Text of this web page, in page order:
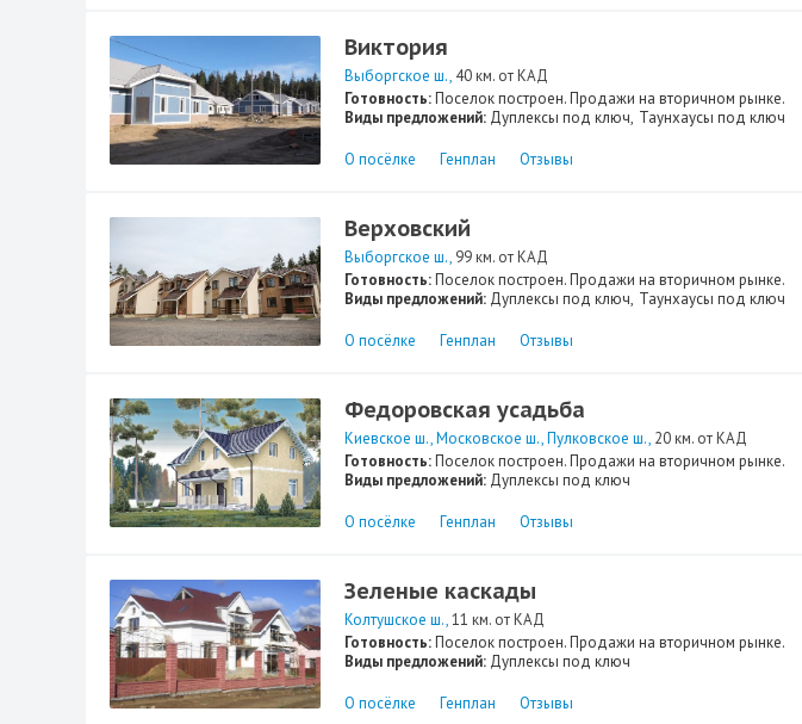
Виктория
Выборгское ш. 40 км. от КАД
Готовность:Поселок построен. Продажи на вторичном рынке.
Виды предложений: Дуплексы под ключ Таунхаусы под ключ
О посёлке Генплан Отзывы
Верховский
Выборгское ш. 99 км. от КАД
Готовность:Поселок построен. Продажи на вторичном рынке.
Виды предложений: Дуплексы под ключ Таунхаусы под ключ
О посёлке Генплан Отзывы
Федоровская усадьба
Киевское ш. Московское ш. Пулковское ш. 20 км. от КАД
Готовность:Поселок построен. Продажи на вторичном рынке.
Виды предложений: Дуплексы под ключ
О посёлке Генплан Отзывы
Зеленые каскады
Колтушское ш. 11 км. от КАД
Готовность:Поселок построен. Продажи на вторичном рынке.
Виды предложений: Дуплексы под ключ
О посёлке Генплан Отзывы